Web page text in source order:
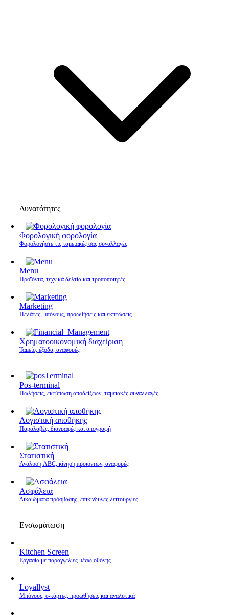
Δυνατότητες
Φορολογική φορολογία
Φορολογήστε τις ταμειακές σας συναλλαγές
Menu
Προϊόντα, τεχνικά δελτία και τροποποιητές
Marketing
Πελάτες, μπόνους, προωθήσεις και εκπτώσεις
Χρηματοοικονομική διαχείριση
Ταμείο, έξοδα, αναφορές
Pos-terminal
Πωλήσεις, εκτύπωση αποδείξεων, ταμειακές συναλλαγές
Λογιστική αποθήκης
Παραλαβές, διαγραφές και απογραφή
Στατιστική
Ανάλυση ABC, κίνηση προϊόντων, αναφορές
Ασφάλεια
Δικαιώματα πρόσβασης, επικίνδυνες λειτουργίες
Ενσωμάτωση
Kitchen Screen
Εργασία με παραγγελίες μέσω οθόνης
Loyallyst
Μπόνους, e‑κάρτες, προωθήσεις και αναλυτικά